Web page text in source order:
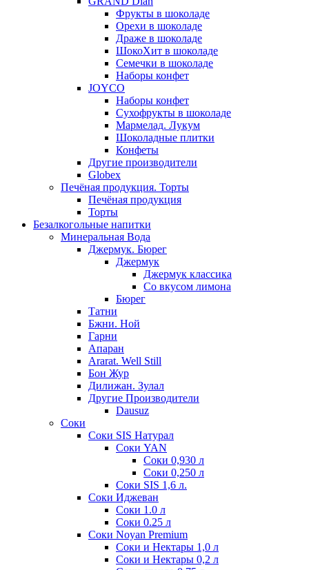
Фрукты в шоколаде
Орехи в шоколаде
Драже в шоколаде
ШокоХит в шоколаде
Семечки в шоколаде
Наборы конфет
JOYCO
Наборы конфет
Сухофрукты в шоколаде
Мармелад. Лукум
Шоколадные плитки
Конфеты
Другие производители
Globex
Печёная продукция. Торты
Печёная продукция
Торты
Безалкогольные напитки
Минеральная Вода
Джермук. Бюрег
Джермук
Джермук классика
Со вкусом лимона
Бюрег
Татни
Бжни. Ной
Гарни
Апаран
Ararat. Well Still
Бон Жур
Дилижан. Зулал
Другие Производители
Dausuz
Соки
Соки SIS Натурал
Соки YAN
Соки 0,930 л
Соки 0,250 л
Соки SIS 1,6 л.
Соки Иджеван
Соки 1.0 л
Соки 0.25 л
Соки Noyan Premium
Соки и Нектары 1,0 л
Соки и Нектары 0,2 л